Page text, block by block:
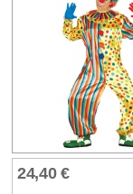
24,40 €